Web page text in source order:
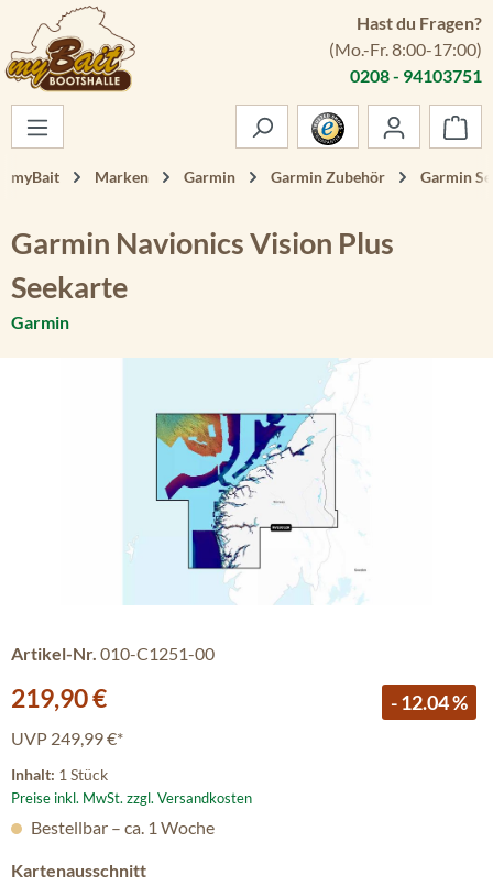
Zum Hauptinhalt springen
Hast du Fragen?
(Mo.-Fr. 8:00-17:00)
0208 - 94103751
myBait Marken Garmin Garmin Zubehör Garmin
Garmin Navionics Vision Plus
Seekarte
Garmin
Artikel-Nr. 010-C1251-00
Verkaufspreis:
219,90 € - 12.04 %
UVP 249,99 €*
Inhalt: 1 Stück
Preise inkl. MwSt. zzgl. Versandkosten
Bestellbar – ca. 1 Woche
Kartenausschnittauswählen